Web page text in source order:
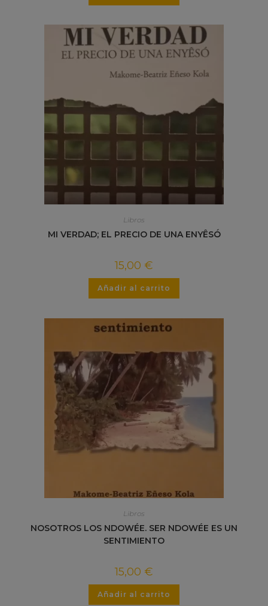
Libros
MI VERDAD; EL PRECIO DE UNA ENYÊSÓ
15,00 €
Añadir al carrito
Libros
NOSOTROS LOS NDOWÉE. SER NDOWÉE ES UN
SENTIMIENTO
15,00 €
Añadir al carrito